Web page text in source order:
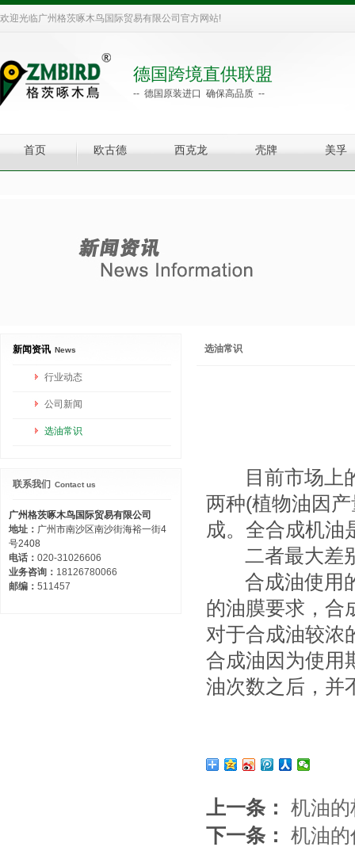
欢迎光临广州格茨啄木鸟国际贸易有限公司官方网站!
德国跨境直供联盟
-- 德国原装进口 确保高品质 --
首页 欧古德 西克龙 壳牌 美孚
新闻资讯 News
行业动态
公司新闻
选油常识
联系我们 Contact us
广州格茨啄木鸟国际贸易有限公司
地址： 广州市南沙区南沙街海裕一街4
号2408
电话： 020-31026606
业务咨询： 18126780066
邮编： 511457
选油常识
目前市场上的
两种(植物油因
成。全合成机油
二者最大差
合成油使用的
的油膜要求，合
对于合成油较浓
合成油因为使用
油次数之后，并
上一条：
机油的
下一条：
机油的